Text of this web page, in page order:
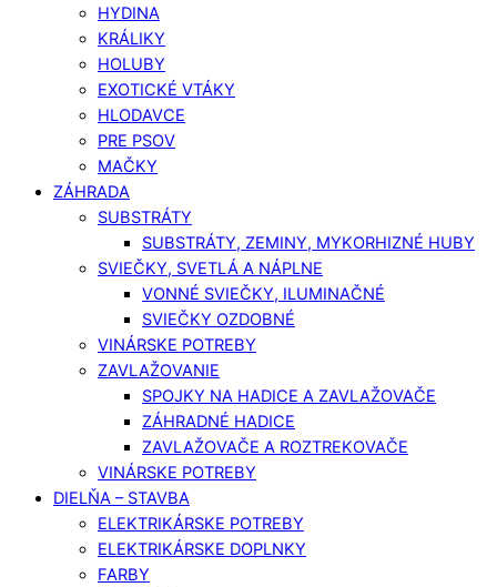
HYDINA
KRÁLIKY
HOLUBY
EXOTICKÉ VTÁKY
HLODAVCE
PRE PSOV
MAČKY
ZÁHRADA
SUBSTRÁTY
SUBSTRÁTY, ZEMINY, MYKORHIZNÉ HUBY
SVIEČKY, SVETLÁ A NÁPLNE
VONNÉ SVIEČKY, ILUMINAČNÉ
SVIEČKY OZDOBNÉ
VINÁRSKE POTREBY
ZAVLAŽOVANIE
SPOJKY NA HADICE A ZAVLAŽOVAČE
ZÁHRADNÉ HADICE
ZAVLAŽOVAČE A ROZTREKOVAČE
VINÁRSKE POTREBY
DIELŇA – STAVBA
ELEKTRIKÁRSKE POTREBY
ELEKTRIKÁRSKE DOPLNKY
FARBY